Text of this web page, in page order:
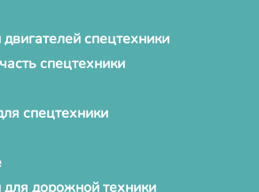
спецтехники
спецтехники
спецтехники
для дорожной техники